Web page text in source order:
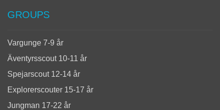
GROUPS
Vargunge 7-9 år
Äventyrsscout 10-11 år
Spejarscout 12-14 år
Explorerscouter 15-17 år
Jungman 17-22 år